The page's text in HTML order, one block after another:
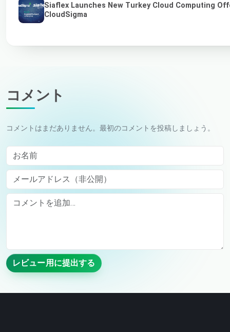
Siaflex Launches New Turkey Cloud Computing
CloudSigma
コメント
コメントはまだありません。最初のコメントを投稿しましょう。
お名前
メールアドレス（非公開）
Comment
レビュー用に提出する